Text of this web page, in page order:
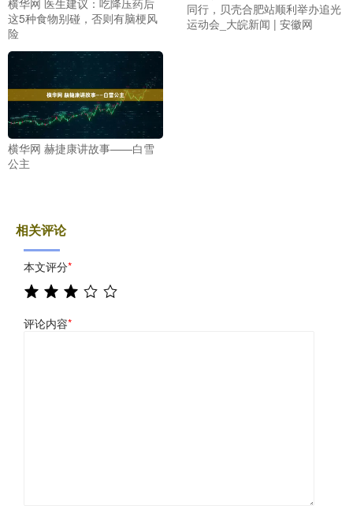
横华网 医生建议：吃降压药后
这5种食物别碰，否则有脑梗风
险
同行，贝壳合肥站顺利举办追光
运动会_大皖新闻 | 安徽网
横华网 赫捷康讲故事——白雪
公主
相关评论
本文评分*
评论内容*